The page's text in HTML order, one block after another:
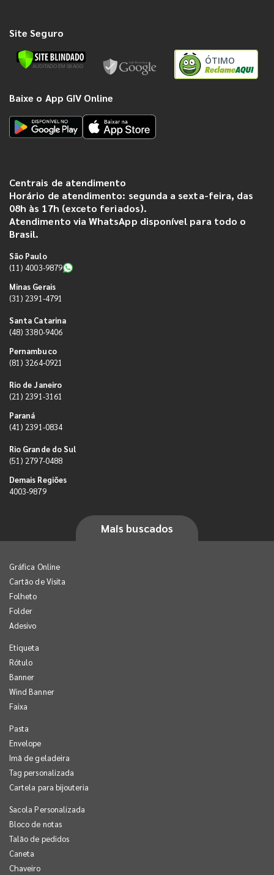
Site Seguro
ÓTIMO
Baixe o App GIV Online
Centrais de atendimento
Horário de atendimento: segunda a sexta-feira, das
08h às 17h (exceto feriados).
Atendimento via WhatsApp disponível para todo o
Brasil.
São Paulo
(11) 4003-9879
Minas Gerais
(31) 2391-4791
Santa Catarina
(48) 3380-9406
Pernambuco
(81) 3264-0921
Rio de Janeiro
(21) 2391-3161
Paraná
(41) 2391-0834
Rio Grande do Sul
(51) 2797-0488
Demais Regiões
4003-9879
Mais buscados
Gráfica Online
Cartão de Visita
Folheto
Folder
Adesivo
Etiqueta
Rótulo
Banner
Wind Banner
Faixa
Pasta
Envelope
Imã de geladeira
Tag personalizada
Cartela para bijouteria
Sacola Personalizada
Bloco de notas
Talão de pedidos
Caneta
Chaveiro